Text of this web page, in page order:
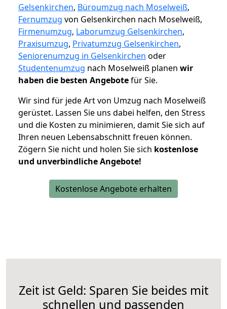
Gelsenkirchen, Büroumzug nach Moselweiß,
Fernumzug von Gelsenkirchen nach Moselweiß,
Firmenumzug, Laborumzug Gelsenkirchen,
Praxisumzug, Privatumzug Gelsenkirchen,
Seniorenumzug in Gelsenkirchen oder
Studentenumzug nach Moselweiß planen wir
haben die besten Angebotefür Sie.
Wir sind für jede Art von Umzug nach Moselweiß
gerüstet. Lassen Sie uns dabei helfen, den Stress
und die Kosten zu minimieren, damit Sie sich auf
Ihren neuen Lebensabschnitt freuen können.
Zögern Sie nicht und holen Sie sich kostenlose
und unverbindliche Angebote!
Kostenlose Angebote erhalten
Zeit ist Geld: Sparen Sie beides mit
schnellen und passenden